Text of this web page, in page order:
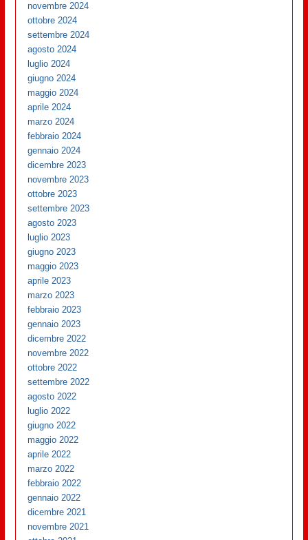
novembre 2024
ottobre 2024
settembre 2024
agosto 2024
luglio 2024
giugno 2024
maggio 2024
aprile 2024
marzo 2024
febbraio 2024
gennaio 2024
dicembre 2023
novembre 2023
ottobre 2023
settembre 2023
agosto 2023
luglio 2023
giugno 2023
maggio 2023
aprile 2023
marzo 2023
febbraio 2023
gennaio 2023
dicembre 2022
novembre 2022
ottobre 2022
settembre 2022
agosto 2022
luglio 2022
giugno 2022
maggio 2022
aprile 2022
marzo 2022
febbraio 2022
gennaio 2022
dicembre 2021
novembre 2021